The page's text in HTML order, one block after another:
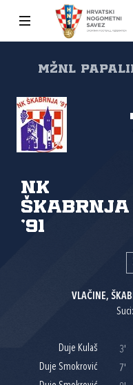
MŽNL
NK
Škabrnja
'91
VLAČINE,
Duje Kulaš
3'
Duje Smokrović
7'